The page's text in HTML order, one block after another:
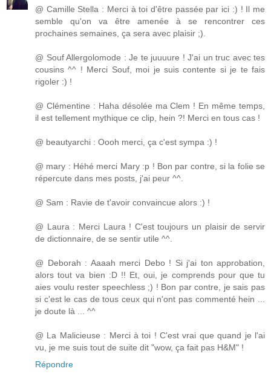
@ Camille Stella : Merci à toi d'être passée par ici :) ! Il me
semble qu'on va être amenée à se rencontrer ces
prochaines semaines, ça sera avec plaisir ;).
@ Souf Allergolomode : Je te juuuure ! J'ai un truc avec tes
cousins ^^ ! Merci Souf, moi je suis contente si je te fais
rigoler :) !
@ Clémentine : Haha désolée ma Clem ! En même temps,
il est tellement mythique ce clip, hein ?! Merci en tous cas !
@ beautyarchi : Oooh merci, ça c'est sympa :) !
@ mary : Héhé merci Mary :p ! Bon par contre, si la folie se
répercute dans mes posts, j'ai peur ^^.
@ Sam : Ravie de t'avoir convaincue alors :) !
@ Laura : Merci Laura ! C'est toujours un plaisir de servir
de dictionnaire, de se sentir utile ^^.
@ Deborah : Aaaah merci Debo ! Si j'ai ton approbation,
alors tout va bien :D !! Et, oui, je comprends pour que tu
aies voulu rester speechless ;) ! Bon par contre, je sais pas
si c'est le cas de tous ceux qui n'ont pas commenté hein ...
je doute là ... ^^
@ La Malicieuse : Merci à toi ! C'est vrai que quand je l'ai
vu, je me suis tout de suite dit "wow, ça fait pas H&M" !
Répondre